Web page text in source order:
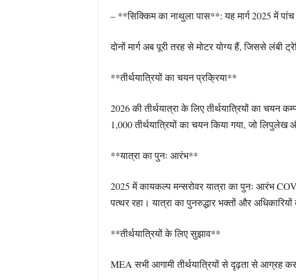
– **सिक्किम का नाथुला पास**: यह मार्ग 2025 में
दोनों मार्ग अब पूरी तरह से मोटर योग्य हैं, जिससे
**तीर्थयात्रियों का चयन प्रक्रिया**
2026 की तीर्थयात्रा के लिए तीर्थयात्रियों का चयन
1,000 तीर्थयात्रियों का चयन किया गया, जो
**यात्रा का पुनः आरंभ**
2025 में कायकल्प मन्सरोवर यात्रा का पुनः आरंभ
पत्थर रहा। यात्रा का पुनरुद्धार भक्तों और
**तीर्थयात्रियों के लिए सुझाव**
MEA सभी आगामी तीर्थयात्रियों से दृढ़ता से आग्रह